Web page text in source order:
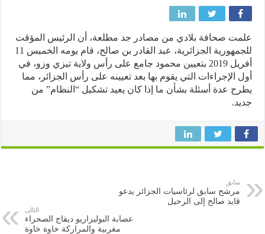
صحافة بلادي من مصادر جد مطلعة، أن الرئيس المؤقت
للجمهورية الجزائرية، عبد القادر بن صالح، قام يومه الخميس 11
أفريل 2019 بتعيين محمود جامع على رأس ولاية تيزي وزو، في
الإجراءات التي يقوم بها بعد تعيينه على رأس الجزائر، مما
عدة أسئلة بشأن ما إذا كان يعيد تشكيل “النظام” من
مرشح سابق لرئاسيات الجزائر يدعو
قايد صالح إلى الرحيل
عصابة البوليزاريو ديقاج الصحراء
مغربية والمراركة خاوة خاوة